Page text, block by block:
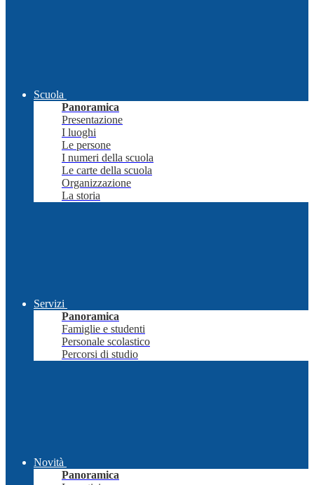
Scuola
Panoramica
Presentazione
I luoghi
Le persone
I numeri della scuola
Le carte della scuola
Organizzazione
La storia
Servizi
Panoramica
Famiglie e studenti
Personale scolastico
Percorsi di studio
Novità
Panoramica